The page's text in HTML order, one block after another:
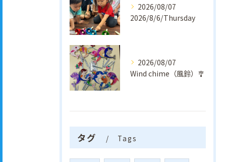
2026/08/07
2026/8/6/Thursday
2026/08/07
Wind chime（風鈴）🎐
タグ Tags